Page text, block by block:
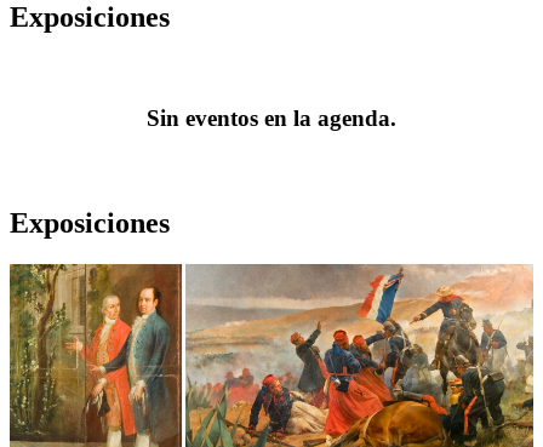
Exposiciones
Sin eventos en la agenda.
Exposiciones